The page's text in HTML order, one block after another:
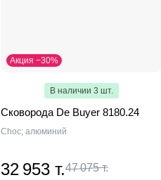
Акция −30%
В наличии 3 шт.
Сковорода De Buyer 8180.24
Choc; алюминий
32 953 т.47 075 т.